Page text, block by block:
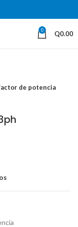
0 Q0.00
de potencia